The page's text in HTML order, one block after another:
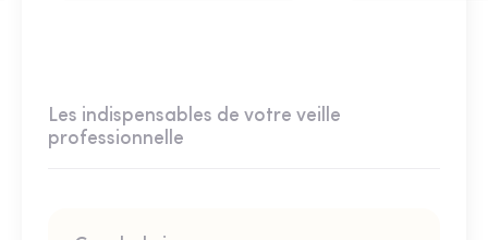
Les indispensables de votre veille
professionnelle